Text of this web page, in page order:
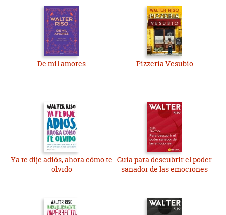
De mil amores Pizzería Vesubio
Ya te dije adiós, ahora cómo te
olvido
Guía para descubrir el poder
sanador de las emociones